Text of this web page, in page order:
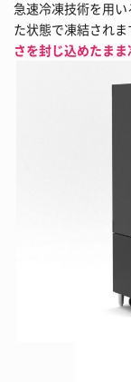
急速冷凍技術を用い
た状態で凍結され
さを封じ込めたま